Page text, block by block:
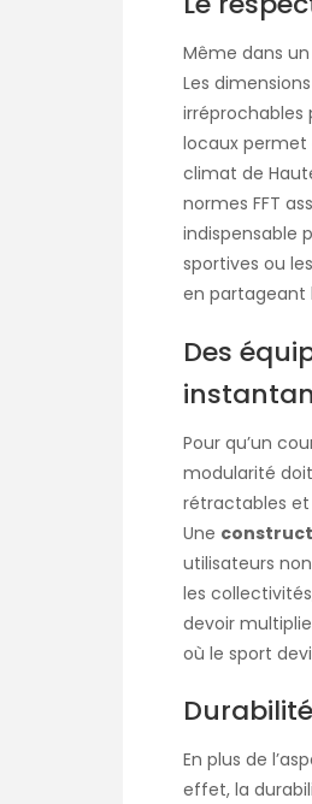
Même dans
Les
irréprochables
locaux
climat de
normes FFT
indispensable
sportives ou
en partageant
Des
Pour qu’un
modularité
rétractables
Une
utilisateurs
les
devoir
où le sport
En plus de
effet, la